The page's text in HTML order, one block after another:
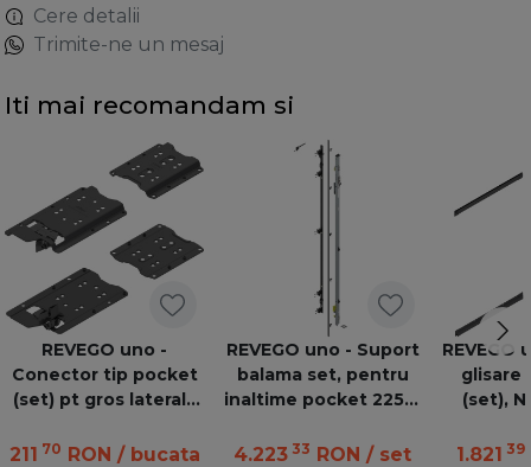
Cere detalii
Trimite-ne un mesaj
Iti mai recomandam si
REVEGO uno -
Conector tip pocket
(set) pt gros laterala
negru
211 70 RON / bucata
REVEGO uno - Suport
balama set, pentru
inaltime pocket 2257-
4.223 33 RON / set
REVEGO
glisare
(set),
1.821 39